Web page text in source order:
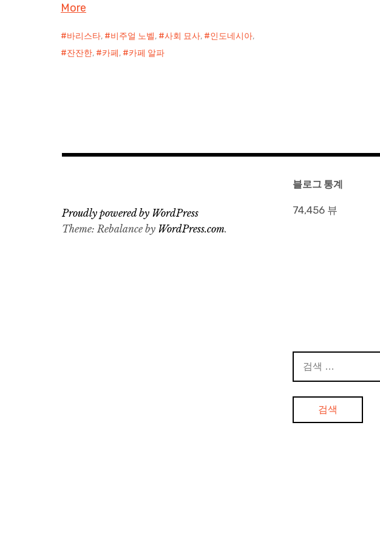
More
바리스타, 비주얼 노벨, 사회 묘사, 인도네시아,
잔잔한, 카페, 카페 알파
블로그 통계
74,456 뷰
색:
Proudly powered by WordPress
Theme: Rebalance by WordPress.com.